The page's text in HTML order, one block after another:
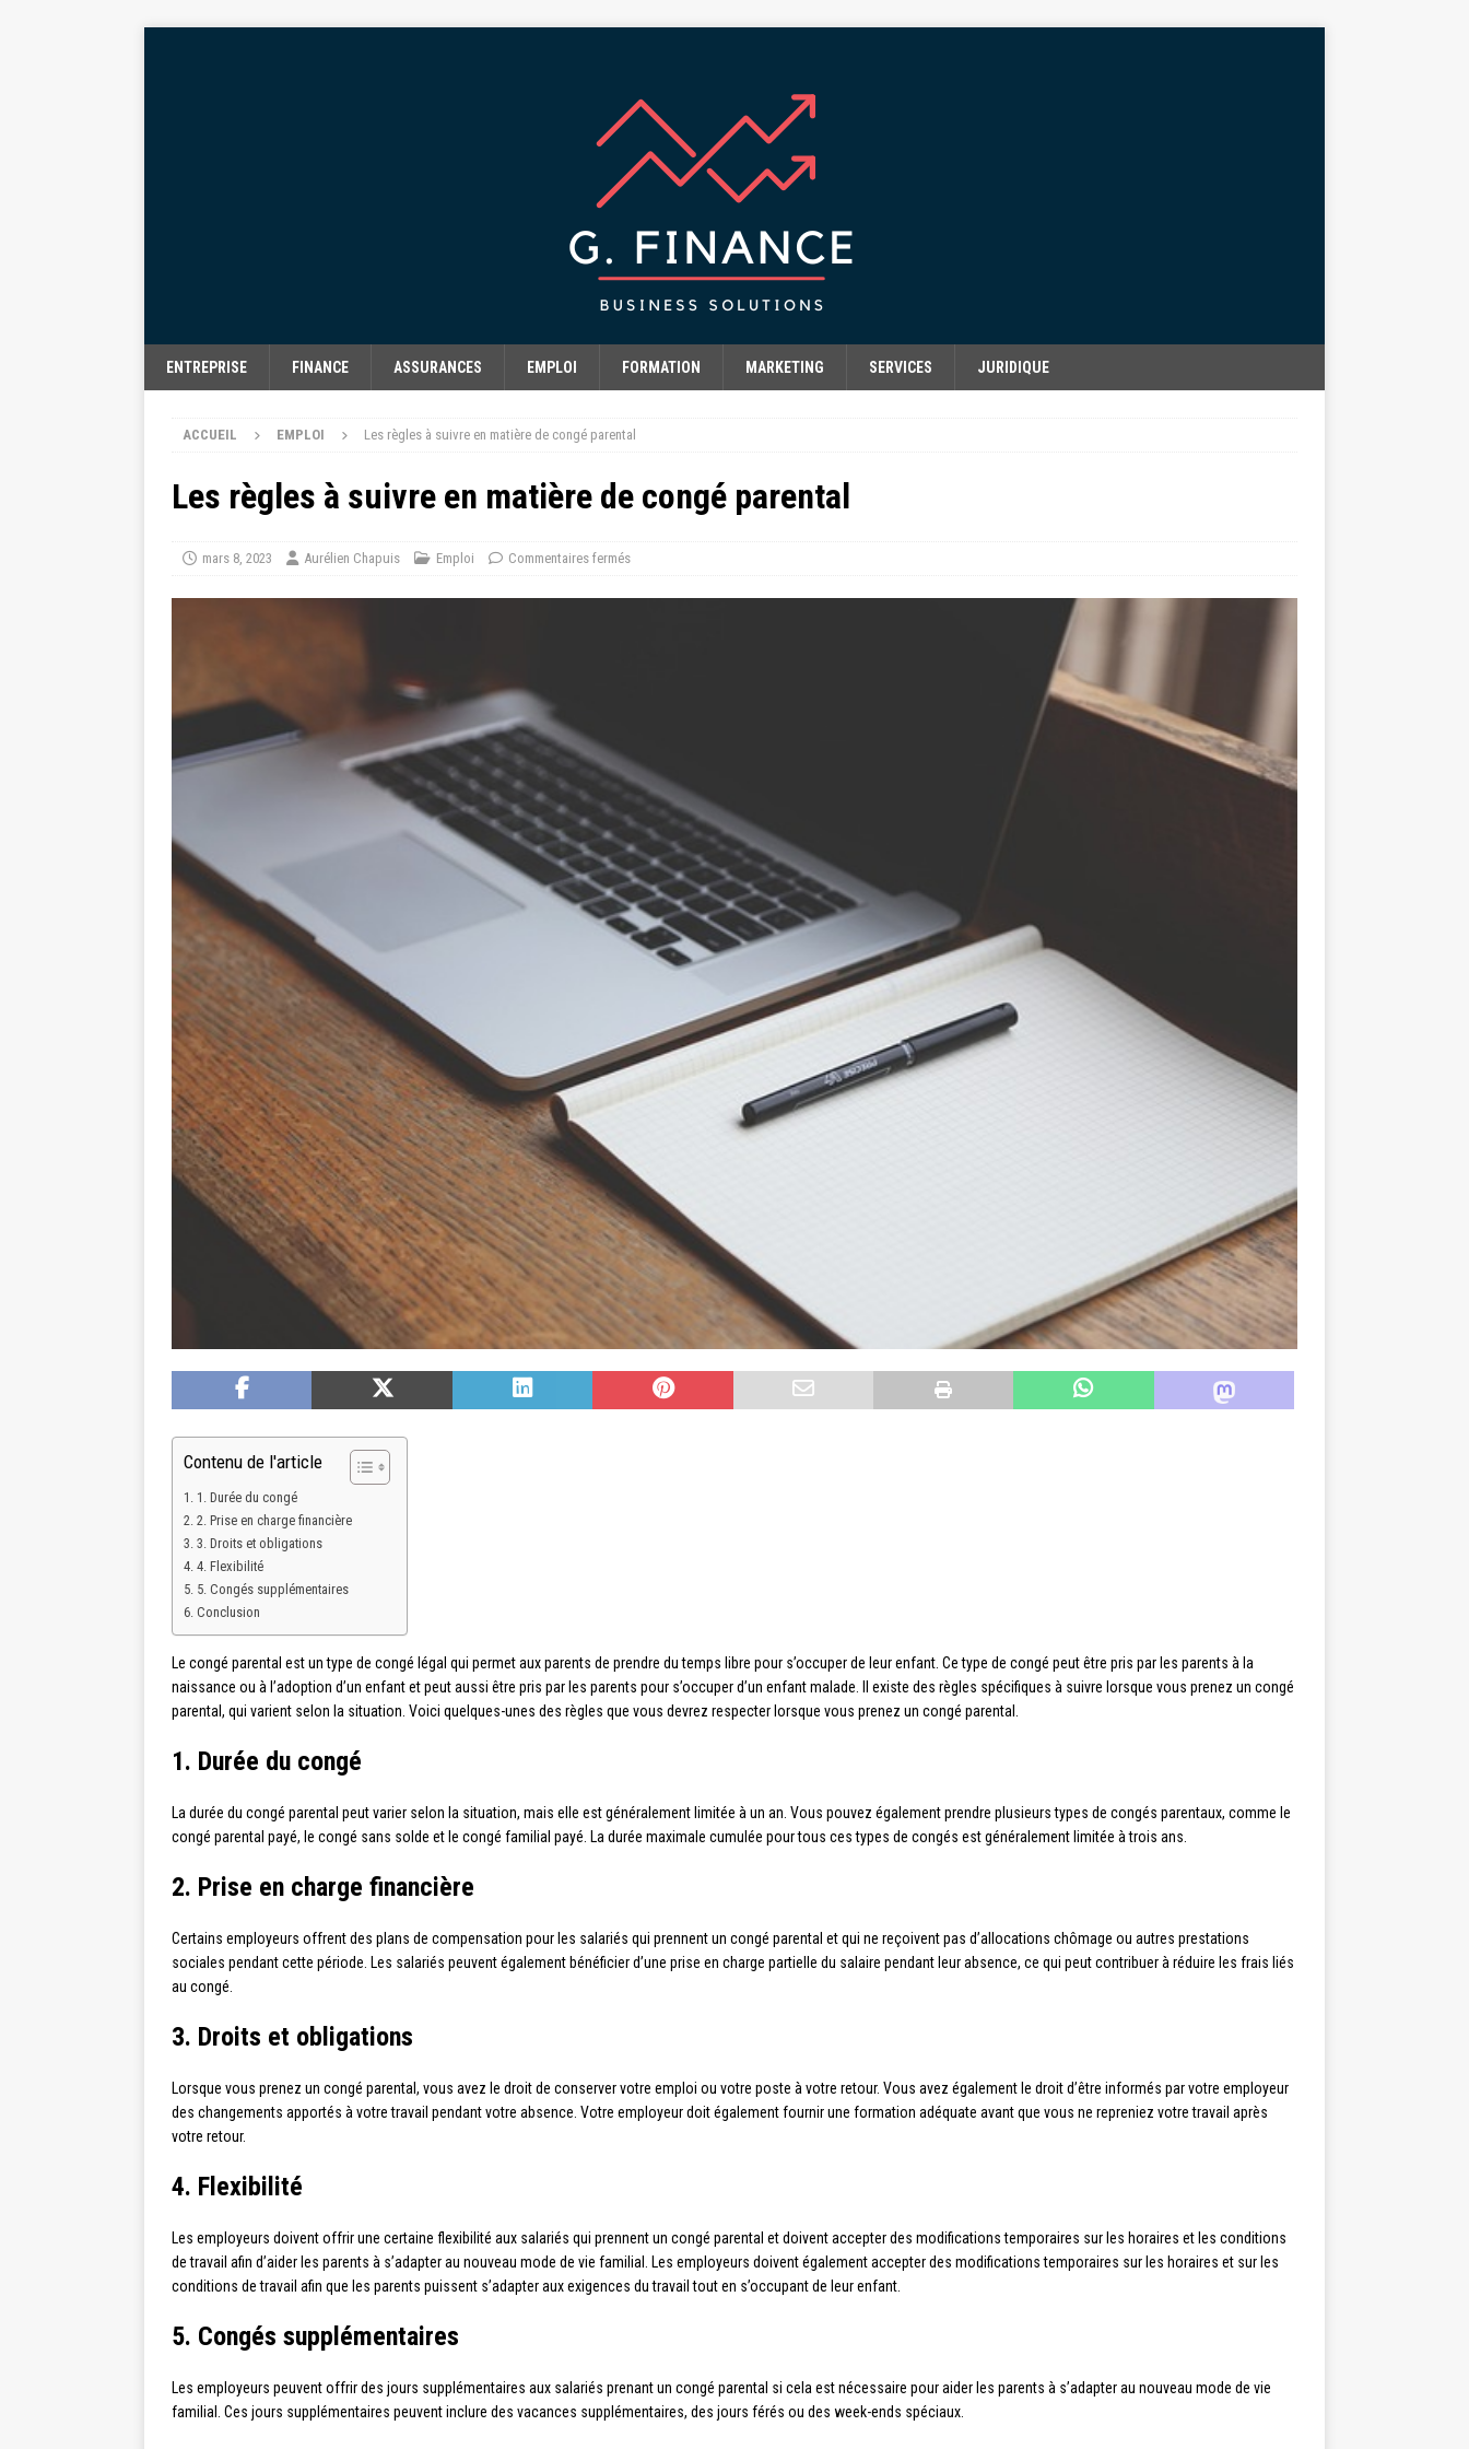
ENTREPRISE FINANCE ASSURANCES EMPLOI FORMATION MARKETING SERVICES JURIDIQUE
ACCUEIL EMPLOI Les règles à suivre en matière de congé parental
Les règles à suivre en matière de congé parental
mars 8, 2023 Aurélien Chapuis Emploi Commentaires fermés
Contenu de l'article
1. Durée du congé
2. Prise en charge financière
3. Droits et obligations
4. Flexibilité
5. Congés supplémentaires
Conclusion
Le congé parental est un type de congé légal qui permet aux parents de prendre du temps libre pour s’occuper de leur enfant. Ce type de congé peut être pris par les parents à la
naissance ou à l’adoption d’un enfant et peut aussi être pris par les parents pour s’occuper d’un enfant malade. Il existe des règles spécifiques à suivre lorsque vous prenez un congé
parental, qui varient selon la situation. Voici quelques-unes des règles que vous devrez respecter lorsque vous prenez un congé parental.
1. Durée du congé
La durée du congé parental peut varier selon la situation, mais elle est généralement limitée à un an. Vous pouvez également prendre plusieurs types de congés parentaux, comme le
congé parental payé, le congé sans solde et le congé familial payé. La durée maximale cumulée pour tous ces types de congés est généralement limitée à trois ans.
2. Prise en charge financière
Certains employeurs offrent des plans de compensation pour les salariés qui prennent un congé parental et qui ne reçoivent pas d’allocations chômage ou autres prestations
sociales pendant cette période. Les salariés peuvent également bénéficier d’une prise en charge partielle du salaire pendant leur absence, ce qui peut contribuer à réduire les frais liés
au congé.
3. Droits et obligations
Lorsque vous prenez un congé parental, vous avez le droit de conserver votre emploi ou votre poste à votre retour. Vous avez également le droit d’être informés par votre employeur
des changements apportés à votre travail pendant votre absence. Votre employeur doit également fournir une formation adéquate avant que vous ne repreniez votre travail après
votre retour.
4. Flexibilité
Les employeurs doivent offrir une certaine flexibilité aux salariés qui prennent un congé parental et doivent accepter des modifications temporaires sur les horaires et les conditions
de travail afin d’aider les parents à s’adapter au nouveau mode de vie familial. Les employeurs doivent également accepter des modifications temporaires sur les horaires et sur les
conditions de travail afin que les parents puissent s’adapter aux exigences du travail tout en s’occupant de leur enfant.
5. Congés supplémentaires
Les employeurs peuvent offrir des jours supplémentaires aux salariés prenant un congé parental si cela est nécessaire pour aider les parents à s’adapter au nouveau mode de vie
familial. Ces jours supplémentaires peuvent inclure des vacances supplémentaires, des jours férés ou des week-ends spéciaux.